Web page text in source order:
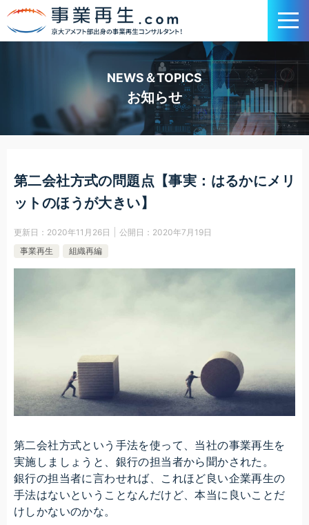
NEWS＆TOPICS
お知らせ
第二会社方式の問題点【事実：はるかにメリ
ットのほうが大きい】
更新日： 2020年11月26日 公開日： 2020年7月19日
事業再生
組織再編
第二会社方式という手法を使って、当社の事業再生を
実施しましょうと、銀行の担当者から聞かされた。
銀行の担当者に言わせれば、これほど良い企業再生の
手法はないということなんだけど、本当に良いことだ
けしかないのかな。